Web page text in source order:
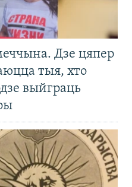
Дзе цяпер
тыя, хто
выйграць